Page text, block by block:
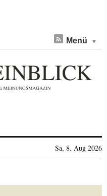
Menü
Sa, 8. Aug 2026